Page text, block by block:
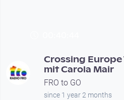
Crossing Europe
mit Carola Mair
FRO to GO
since 1 year 2 months